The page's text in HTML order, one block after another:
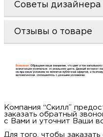
Советы дизайнера
Отзывы о товаре
Компания “Скилл”
заказать обратный
с Вами и уточнит Ваши
Для того, чтобы